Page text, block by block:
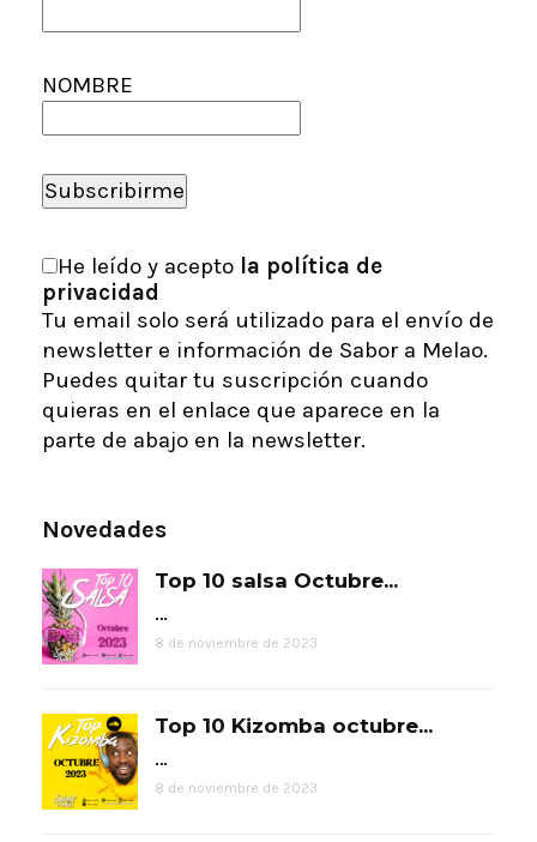
NOMBRE
He leído y acepto la política de
privacidad
Tu email solo será utilizado para el envío de
newsletter e información de Sabor a Melao.
Puedes quitar tu suscripción cuando
quieras en el enlace que aparece en la
parte de abajo en la newsletter.
Novedades
Top 10 salsa Octubre...
…
8 de noviembre de 2023
Top 10 Kizomba octubre...
…
8 de noviembre de 2023